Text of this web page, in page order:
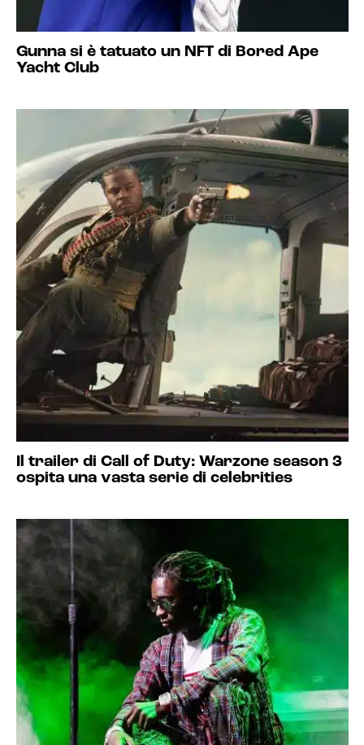
Gunna si è tatuato un NFT di Bored Ape
Yacht Club
Il trailer di Call of Duty: Warzone season 3
ospita una vasta serie di celebrities